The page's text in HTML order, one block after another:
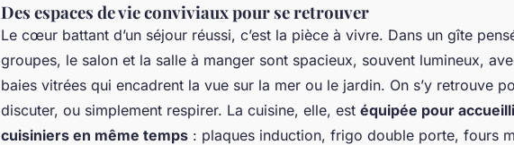
Des espaces de vie conviviaux pour se retrouver
Le cœur battant d’un séjour réussi, c’est la pièce à vivre. Dans un gîte
groupes, le salon et la salle à manger sont spacieux, souvent lumineux,
baies vitrées qui encadrent la vue sur la mer ou le jardin. On s’y retrouve
discuter, ou simplement respirer. La cuisine, elle, est équipée pour
cuisiniers en même temps : plaques induction, frigo double porte, fours